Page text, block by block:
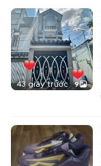
43 giây trước 9